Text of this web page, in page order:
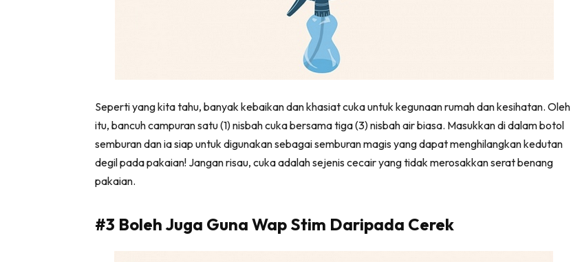
Seperti yang kita tahu, banyak kebaikan dan khasiat cuka untuk kegunaan rumah dan kesihatan. Oleh
itu, bancuh campuran satu (1) nisbah cuka bersama tiga (3) nisbah air biasa. Masukkan di dalam botol
semburan dan ia siap untuk digunakan sebagai semburan magis yang dapat menghilangkan kedutan
degil pada pakaian! Jangan risau, cuka adalah sejenis cecair yang tidak merosakkan serat benang
pakaian.
#3 Boleh Juga Guna Wap Stim Daripada Cerek